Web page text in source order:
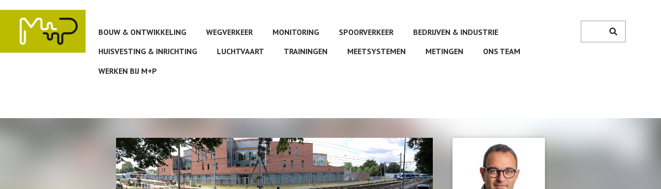
inhoud
gaan
BOUW & ONTWIKKELING WEGVERKEER MONITORING SPOORVERKEER
BEDRIJVEN & INDUSTRIE
HUISVESTING & INRICHTING
LUCHTVAART TRAININGEN MEETSYSTEMEN METINGEN
ONS TEAM
WERKEN BIJ M+P
Search